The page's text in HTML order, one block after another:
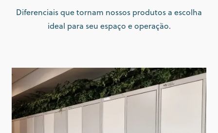
Diferenciais que tornam nossos produtos a escolha
ideal para seu espaço e operação.